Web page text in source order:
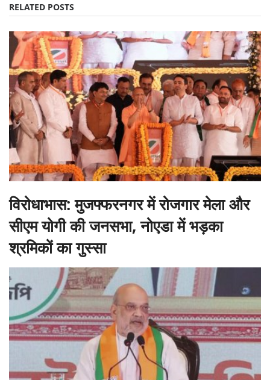
RELATED POSTS
विरोधाभास: मुजफ्फरनगर में रोजगार मेला और
सीएम योगी की जनसभा, नोएडा में भड़का
श्रमिकों का गुस्सा